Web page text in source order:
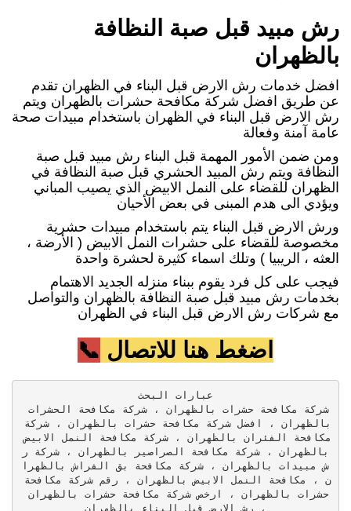
رش مبيد قبل صبة النظافة
بالظهران
افضل خدمات رش الارض قبل البناء في الظهران تقدم
عن طريق افضل شركة مكافحة حشرات بالظهران ويتم
رش الارض قبل البناء في الظهران باستخدام مبيدات صحة
عامة آمنة وفعالة
ومن ضمن الأمور المهمة قبل البناء رش مبيد قبل صبة
النظافة ويتم رش المبيد الحشري قبل صبة النظافة في
الظهران للقضاء على النمل الابيض الذي يصيب المباني
ويؤدي الى هدم المبنى في بعض الأحيان
ورش الارض قبل البناء يتم باستخدام مبيدات حشرية
مخصوصة للقضاء على حشرات النمل الابيض ( الأرضة ،
العثه ، الريبيا ) وتلك اسماء كثيرة لحشرة واحدة
فيجب على كل فرد يقوم ببناء منزله الجديد الاهتمام
بخدمات رش مبيد قبل صبة النظافة بالظهران والتواصل
مع شركات رش الارض قبل البناء في الظهران
اضغط هنا للاتصال 📞
مكافحة الفئران بالظهران ، شركة مكافحة النمل الابيض
بالظهران ، شركة مكافحة الصراصير بالظهران ، شركة ر
ش مبيدات بالظهران ، شركة مكافحة بق الفراش بالظهرا
، رش الارض قبل البناء بالظهران